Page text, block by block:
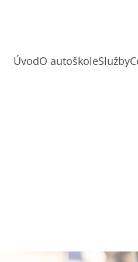
ÚvodO autoškoleSlužby